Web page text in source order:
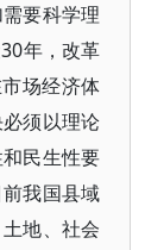
要科学理
年，改革
场经济体
须以理论
民生性要
我国县域
地、社会